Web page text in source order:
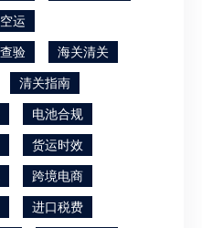
运
验
海关清关
清关指南
电池合规
货运时效
跨境电商
进口税费